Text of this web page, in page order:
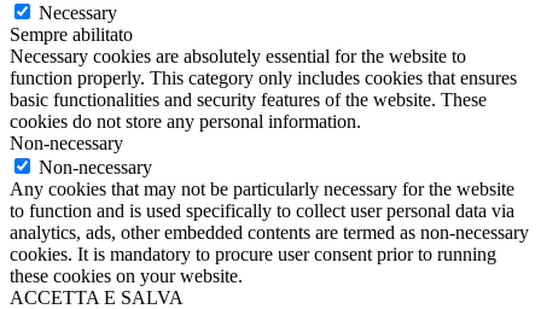
Necessary
Sempre abilitato
Necessary cookies are absolutely essential for the website to
function properly. This category only includes cookies that ensures
basic functionalities and security features of the website. These
cookies do not store any personal information.
Non-necessary
Non-necessary
Any cookies that may not be particularly necessary for the website
to function and is used specifically to collect user personal data via
analytics, ads, other embedded contents are termed as non-necessary
cookies. It is mandatory to procure user consent prior to running
these cookies on your website.
ACCETTA E SALVA